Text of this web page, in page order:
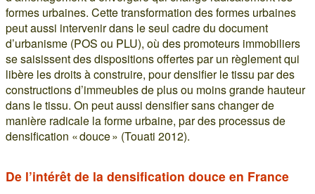
formes urbaines. Cette transformation des formes urbaines
peut aussi intervenir dans le seul cadre du document
d’urbanisme (POS ou PLU), où des promoteurs immobiliers
se saisissent des dispositions offertes par un règlement qui
libère les droits à construire, pour densifier le tissu par des
constructions d’immeubles de plus ou moins grande hauteur
dans le tissu. On peut aussi densifier sans changer de
manière radicale la forme urbaine, par des processus de
densification « douce » (Touati 2012).
De l’intérêt de la densification douce en France